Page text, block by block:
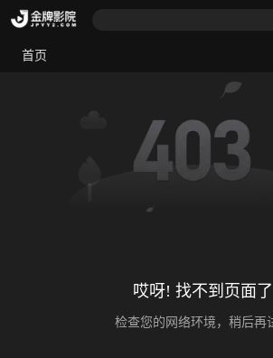
首页
哎呀! 找不到页面了
检查您的网络环境，稍后再